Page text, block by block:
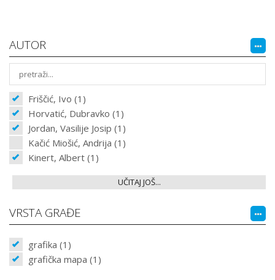
AUTOR
Friščić, Ivo (1)
Horvatić, Dubravko (1)
Jordan, Vasilije Josip (1)
Kačić Miošić, Andrija (1)
Kinert, Albert (1)
UČITAJ JOŠ...
VRSTA GRAĐE
grafika (1)
grafička mapa (1)